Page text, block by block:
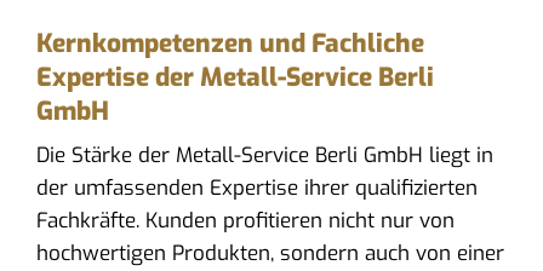
Kernkompetenzen und Fachliche
Expertise der Metall-Service Berli
GmbH
Die Stärke der Metall-Service Berli GmbH liegt in
der umfassenden Expertise ihrer qualifizierten
Fachkräfte. Kunden profitieren nicht nur von
hochwertigen Produkten, sondern auch von einer